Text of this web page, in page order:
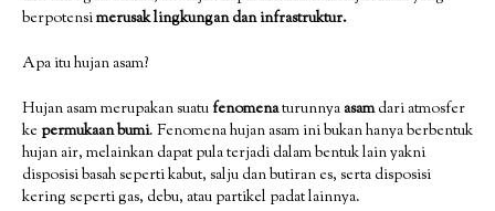
berpotensimerusak lingkungan dan infrastruktur.
Apa itu hujan asam?
Hujan asam merupakan suatufenomenaturunnya asamdari atmosfer
ke permukaan bumi. Fenomena hujan asam ini bukan hanya berbentuk
hujan air, melainkan dapat pula terjadi dalam bentuk lain yakni
disposisi basah seperti kabut, salju dan butiran es, serta disposisi
kering seperti gas, debu, atau partikel padat lainnya.